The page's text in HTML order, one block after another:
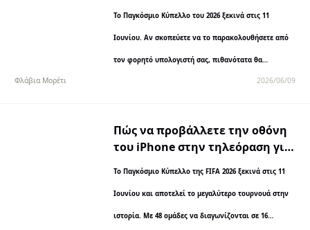
Εύκολοι τρόποι το 2026
Το Παγκόσμιο Κύπελλο του 2026 ξεκινά στις 11
Ιουνίου. Αν σκοπεύετε να το παρακολουθήσετε από
τον φορητό υπολογιστή σας, πιθανότατα θα
συνειδητοποιήσετε, 10 λεπτά μετά την έναρξη του
Φλάβια Μορέτι 2026/06/09
Πώς να προβάλλετε την οθόνη
του iPhone στην τηλεόραση για
ομίλων του Παγκοσμίου
Κυπέλλου 2026
Το Παγκόσμιο Κύπελλο της FIFA 2026 ξεκινά στις 11
Ιουνίου και αποτελεί το μεγαλύτερο τουρνουά στην
ιστορία. Με 48 ομάδες να διαγωνίζονται σε 16